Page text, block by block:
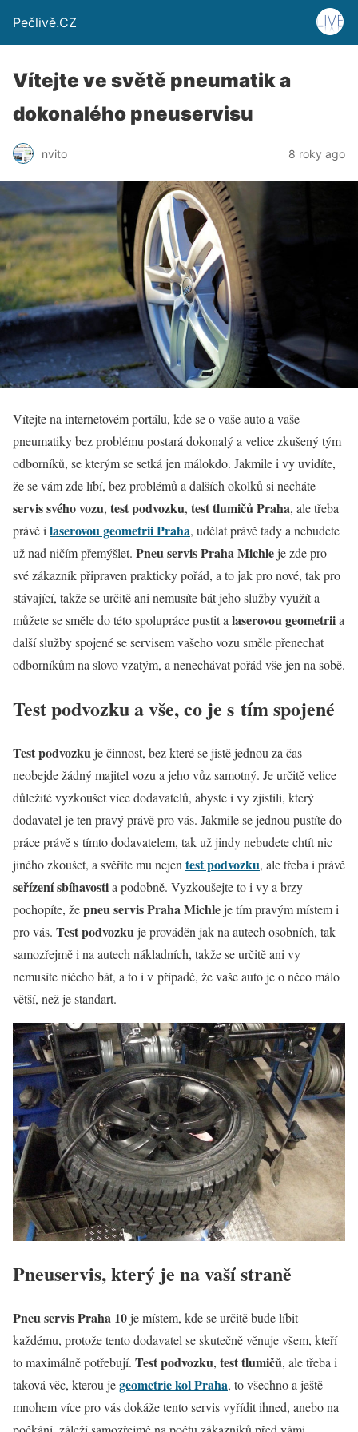
Pečlivě.CZ
Vítejte ve světě pneumatik a
dokonalého pneuservisu
nvito 8 roky ago
Vítejte na internetovém portálu, kde se o vaše auto a vaše
pneumatiky bez problému postará dokonalý a velice zkušený tým
odborníků, se kterým se setká jen málokdo. Jakmile i vy uvidíte,
že se vám zde líbí, bez problémů a dalších okolků si necháte
servis svého vozu, test podvozku, test tlumičů Praha, ale třeba
právě i laserovou geometrii Praha, udělat právě tady a nebudete
už nad ničím přemýšlet. Pneu servis Praha Michleje zde pro
své zákazník připraven prakticky pořád, a to jak pro nové, tak pro
stávající, takže se určitě ani nemusíte bát jeho služby využít a
můžete se směle do této spolupráce pustit a laserovou geometriia
další služby spojené se servisem vašeho vozu směle přenechat
odborníkům na slovo vzatým, a nenechávat pořád vše jen na sobě.
Test podvozku a vše, co je s tím spojené
Test podvozku je činnost, bez které se jistě jednou za čas
neobejde žádný majitel vozu a jeho vůz samotný. Je určitě velice
důležité vyzkoušet více dodavatelů, abyste i vy zjistili, který
dodavatel je ten pravý právě pro vás. Jakmile se jednou pustíte do
práce právě s tímto dodavatelem, tak už jindy nebudete chtít nic
jiného zkoušet, a svěříte mu nejen test podvozku, ale třeba i právě
seřízení sbíhavostia podobně. Vyzkoušejte to i vy a brzy
pochopíte, žepneu servis Praha Michleje tím pravým místem i
pro vás. Test podvozku je prováděn jak na autech osobních, tak
samozřejmě i na autech nákladních, takže se určitě ani vy
nemusíte ničeho bát, a to i v případě, že vaše auto je o něco málo
větší, než je standart.
Pneuservis, který je na vaší straně
Pneu servis Praha 10je místem, kde se určitě bude líbit
každému, protože tento dodavatel se skutečně věnuje všem, kteří
to maximálně potřebují. Test podvozku, test tlumičů, ale třeba i
taková věc, kterou jegeometrie kol Praha, to všechno a ještě
mnohem více pro vás dokáže tento servis vyřídit ihned, anebo na